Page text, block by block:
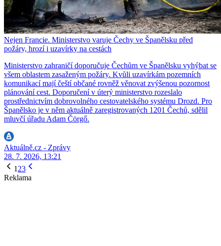
Nejen Francie. Ministerstvo varuje Čechy ve Španělsku před
požáry, hrozí i uzavírky na cestách
Ministerstvo zahraničí doporučuje Čechům ve Španělsku vyhýbat se
všem oblastem zasaženým požáry. Kvůli uzavírkám pozemních
komunikací mají čeští občané rovněž věnovat zvýšenou pozornost
plánování cest. Doporučení v úterý ministerstvo rozeslalo
prostřednictvím dobrovolného cestovatelského systému Drozd. Pro
Španělsko je v něm aktuálně zaregistrovaných 1201 Čechů, sdělil
mluvčí úřadu Adam Čörgő.
Aktuálně.cz - Zprávy
28. 7. 2026, 13:21
1 23
Reklama